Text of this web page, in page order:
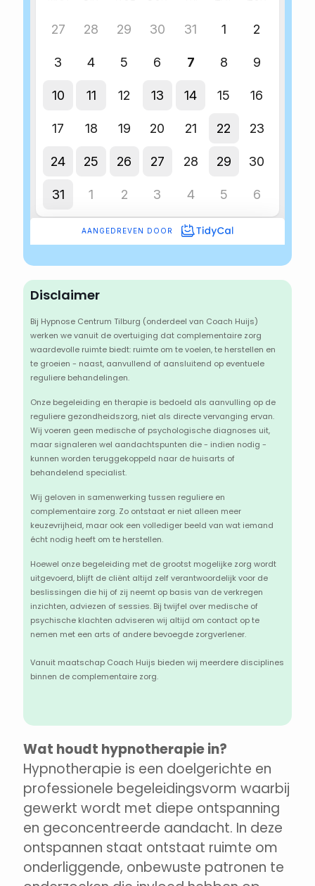
Disclaimer
Bij Hypnose Centrum Tilburg (onderdeel van Coach Huijs)
werken we vanuit de overtuiging dat complementaire zorg
waardevolle ruimte biedt: ruimte om te voelen, te herstellen en
te groeien - naast, aanvullend of aansluitend op eventuele
reguliere behandelingen.
Onze begeleiding en therapie is bedoeld als aanvulling op de
reguliere gezondheidszorg, niet als directe vervanging ervan.
Wij voeren geen medische of psychologische diagnoses uit,
maar signaleren wel aandachtspunten die - indien nodig -
kunnen worden teruggekoppeld naar de huisarts of
behandelend specialist.
Wij geloven in samenwerking tussen reguliere en
complementaire zorg. Zo ontstaat er niet alleen meer
keuzevrijheid, maar ook een vollediger beeld van wat iemand
écht nodig heeft om te herstellen.
Hoewel onze begeleiding met de grootst mogelijke zorg wordt
uitgevoerd, blijft de cliënt altijd zelf verantwoordelijk voor de
beslissingen die hij of zij neemt op basis van de verkregen
inzichten, adviezen of sessies. Bij twijfel over medische of
psychische klachten adviseren wij altijd om contact op te
nemen met een arts of andere bevoegde zorgverlener.
Vanuit maatschap Coach Huijs bieden wij meerdere disciplines
binnen de complementaire zorg.
Wat houdt hypnotherapie in?
Hypnotherapie is een doelgerichte en
professionele begeleidingsvorm waarbij
gewerkt wordt met diepe ontspanning
en geconcentreerde aandacht. In deze
ontspannen staat ontstaat ruimte om
onderliggende, onbewuste patronen te